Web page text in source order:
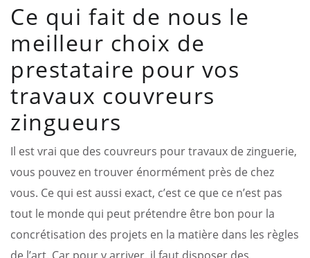
Ce qui fait de nous le
meilleur choix de
prestataire pour vos
travaux couvreurs
zingueurs
Il est vrai que des couvreurs pour travaux de zinguerie,
vous pouvez en trouver énormément près de chez
vous. Ce qui est aussi exact, c’est ce que ce n’est pas
tout le monde qui peut prétendre être bon pour la
concrétisation des projets en la matière dans les règles